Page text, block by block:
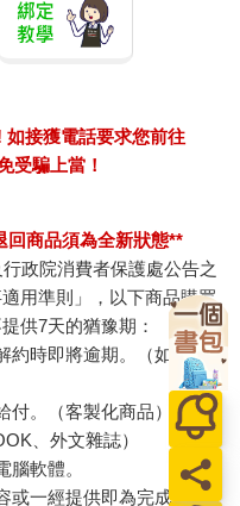
接獲電話要求您前往
受騙上當！
回商品須為全新狀態**
政院消費者保護處公告之
用準則」，以下商品購買
供7天的猶豫期：
約時即將逾期。（如：生
。（客製化商品）
、外文雜誌）
軟體。
或一經提供即為完成之線